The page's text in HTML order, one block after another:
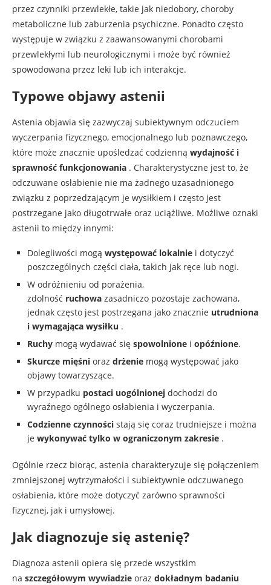
przez czynniki przewlekłe, takie jak niedobory, choroby
metaboliczne lub zaburzenia psychiczne. Ponadto często
występuje w związku z zaawansowanymi chorobami
przewlekłymi lub neurologicznymi i może być również
spowodowana przez leki lub ich interakcje.
Typowe objawy astenii
Astenia objawia się zazwyczaj subiektywnym odczuciem
wyczerpania fizycznego, emocjonalnego lub poznawczego,
które może znacznie upośledzać codzienną wydajność i
sprawność funkcjonowania . Charakterystyczne jest to, że
odczuwane osłabienie nie ma żadnego uzasadnionego
związku z poprzedzającym je wysiłkiem i często jest
postrzegane jako długotrwałe oraz uciążliwe. Możliwe oznaki
astenii to między innymi:
Dolegliwości mogą występować lokalnie i dotyczyć
poszczególnych części ciała, takich jak ręce lub nogi.
W odróżnieniu od porażenia,
zdolność ruchowa zasadniczo pozostaje zachowana,
jednak często jest postrzegana jako znacznie utrudniona
i wymagająca wysiłku .
Ruchy mogą wydawać się spowolnione i opóźnione.
Skurcze mięśni oraz drżenie mogą występować jako
objawy towarzyszące.
W przypadku postaci uogólnionej dochodzi do
wyraźnego ogólnego osłabienia i wyczerpania.
Codzienne czynności stają się coraz trudniejsze i można
je wykonywać tylko w ograniczonym zakresie .
Ogólnie rzecz biorąc, astenia charakteryzuje się połączeniem
zmniejszonej wytrzymałości i subiektywnie odczuwanego
osłabienia, które może dotyczyć zarówno sprawności
fizycznej, jak i umysłowej.
Jak diagnozuje się astenię?
Diagnoza astenii opiera się przede wszystkim
na szczegółowym wywiadzie oraz dokładnym badaniu